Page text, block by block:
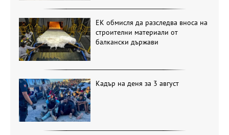
ЕК обмисля да разследва вноса на
строителни материали от
балкански държави
Кадър на деня за 3 август